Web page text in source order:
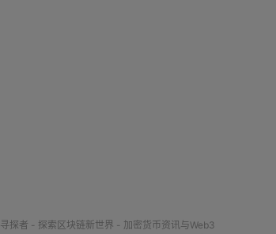
寻探者 - 探索区块链新世界 - 加密货币资讯与Web3